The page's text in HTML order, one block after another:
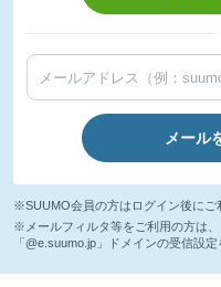
メール
※SUUMO会員の方はログイン後にご
※メールフィルタ等をご利用の方は、
「@e.suumo.jp」ドメインの受信設定